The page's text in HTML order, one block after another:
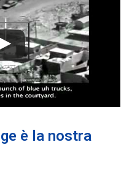
è la nostra